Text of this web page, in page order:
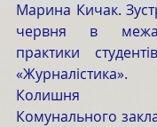
Марина Кичак.
червня в
практики
«Журналістика».
Колишня
Комунального